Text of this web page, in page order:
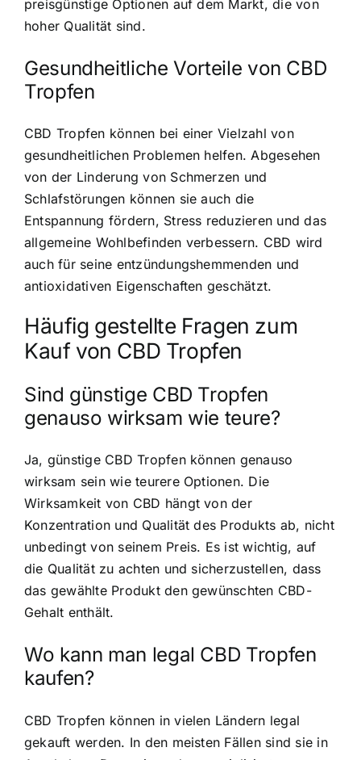
preisgünstige Optionen auf dem Markt, die von
hoher Qualität sind.
Gesundheitliche Vorteile von CBD
Tropfen
CBD Tropfen können bei einer Vielzahl von
gesundheitlichen Problemen helfen. Abgesehen
von der Linderung von Schmerzen und
Schlafstörungen können sie auch die
Entspannung fördern, Stress reduzieren und das
allgemeine Wohlbefinden verbessern. CBD wird
auch für seine entzündungshemmenden und
antioxidativen Eigenschaften geschätzt.
Häufig gestellte Fragen zum
Kauf von CBD Tropfen
Sind günstige CBD Tropfen
genauso wirksam wie teure?
Ja, günstige CBD Tropfen können genauso
wirksam sein wie teurere Optionen. Die
Wirksamkeit von CBD hängt von der
Konzentration und Qualität des Produkts ab, nicht
unbedingt von seinem Preis. Es ist wichtig, auf
die Qualität zu achten und sicherzustellen, dass
das gewählte Produkt den gewünschten CBD-
Gehalt enthält.
Wo kann man legal CBD Tropfen
kaufen?
CBD Tropfen können in vielen Ländern legal
gekauft werden. In den meisten Fällen sind sie in